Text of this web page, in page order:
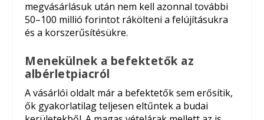
megvásárlásuk után nem kell azonnal további
50–100 millió forintot rákölteni a felújításukra
és a korszerűsítésükre.
Menekülnek a befektetők az
albérletpiacról
A vásárlói oldalt már a befektetők sem erősítik,
ők gyakorlatilag teljesen eltűntek a budai